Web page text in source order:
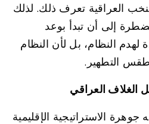
العراقية تعرف ذلك. لذلك
إلى أن تبدأ بوعد
لهدم النظام، بل لأن النظام
التطهير.
الغلاف العراقي
الاستراتيجية الإقليمية